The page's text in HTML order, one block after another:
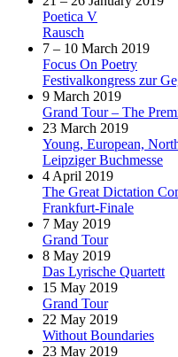
Poetica V
Rausch
7 – 10 March 2019
Focus On Poetry
Festivalkongress zur
9 March 2019
Grand Tour – The
23 March 2019
Young, European,
Leipziger Buchmesse
4 April 2019
The Great Dictation
Frankfurt-Finale
7 May 2019
Grand Tour
8 May 2019
Das Lyrische Quartett
15 May 2019
Grand Tour
22 May 2019
Without Boundaries
23 May 2019